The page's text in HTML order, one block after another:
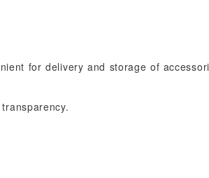
for delivery and storage of